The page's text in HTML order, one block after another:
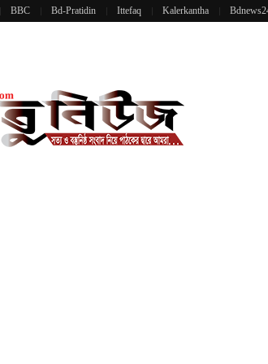
BBC Bd-Pratidin Ittefaq Kalerkantha